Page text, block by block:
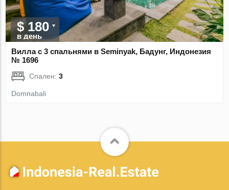
$ 180
в день
Вилла с 3 спальнями в Seminyak, Бадунг, Индонезия
№ 1696
Спален:3
Domnabali